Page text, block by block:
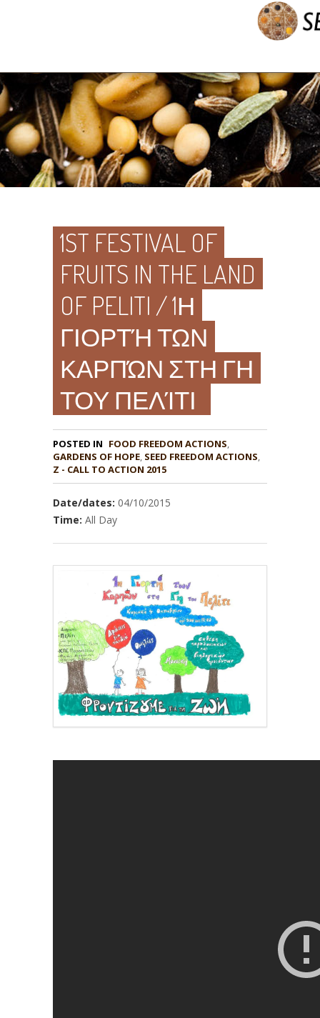
1ST FESTIVAL OF
FRUITS IN THE LAND
OF PELITI / 1Η
ΓΙΟΡΤΉ ΤΩΝ
ΚΑΡΠΏΝ ΣΤΗ ΓΗ
ΤΟΥ ΠΕΛΊΤΙ
POSTED IN FOOD FREEDOM ACTIONS,
GARDENS OF HOPE,
,
Z - CALL TO ACTION 2015
Date/dates: 04/10/2015
Time: All Day